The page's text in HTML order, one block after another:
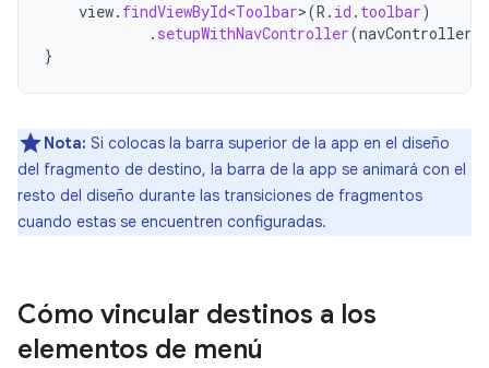
view. findViewById<Toolbar>(R . id . toolbar)
. setupWithNavController(navController
}
Nota: Si colocas la barra superior de la app en el diseño
del fragmento de destino, la barra de la app se animará con el
resto del diseño durante las transiciones de fragmentos
cuando estas se encuentren configuradas.
Cómo vincular destinos a los
elementos de menú